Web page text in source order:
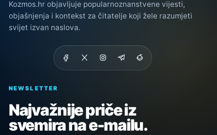
Kozmos.hr objavljuje popularnoznanstvene vijesti,
objašnjenja i kontekst za čitatelje koji žele razumjeti
svijet izvan naslova.
NEWSLETTER
Najvažnije priče iz
svemira na e-mailu.